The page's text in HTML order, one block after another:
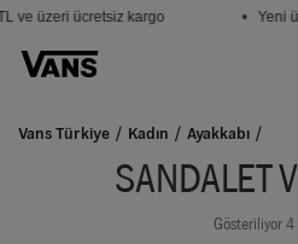
ve üzeri ücretsiz kargo • Yeni
Vans Türkiye Kadın Ayakkabı
SANDALET
Gösteriliyor 4